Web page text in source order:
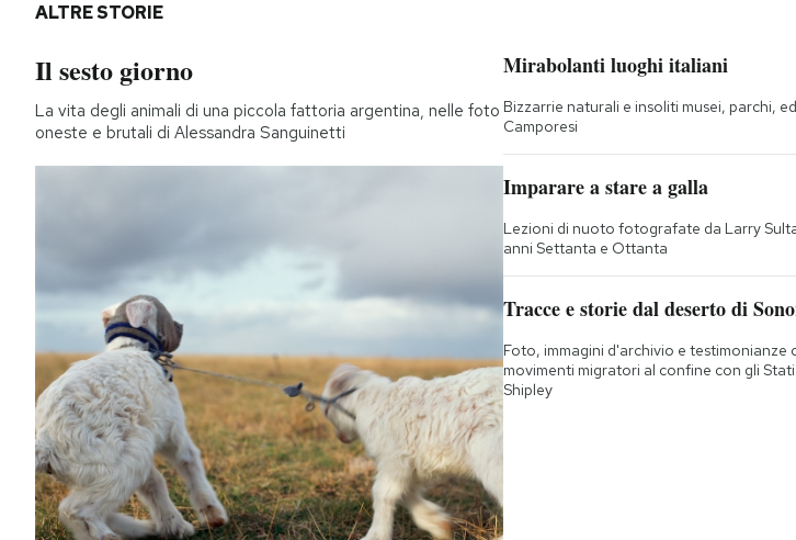
ALTRE STORIE
Il sesto giorno
La vita degli animali di una piccola fattoria argentina, nelle foto
oneste e brutali di Alessandra Sanguinetti
Mirabolanti luoghi italiani
Bizzarrie naturali e insoliti musei, parchi,
Camporesi
Imparare a stare a galla
Lezioni di nuoto fotografate da Larry
anni Settanta e Ottanta
Tracce e storie dal deserto di
Foto, immagini d'archivio e testimonianze
movimenti migratori al confine con gli
Shipley